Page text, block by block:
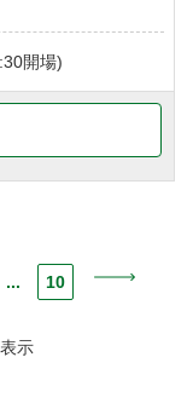
開場)
... 10
示